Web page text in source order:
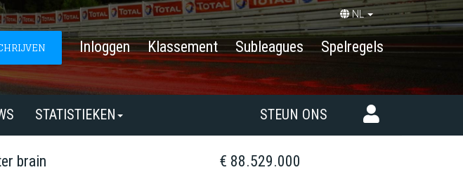
NL
Inloggen Klassement Subleagues Spelregels
STATISTIEKEN STEUN ONS
brain € 88.529.000